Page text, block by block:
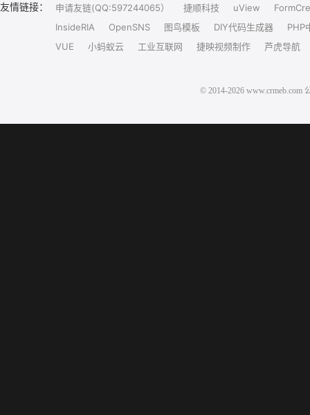
友情链接： 申请友链(QQ:597244065） 捷顺科技 uView
InsideRIA
OpenSNS 图鸟模板 DIY代码生成器
PHP
VUE
小蚂蚁云 工业互联网 捷映视频制作 芦虎导航
© 2014-2026